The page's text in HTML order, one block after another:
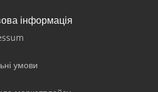
інформація
умови